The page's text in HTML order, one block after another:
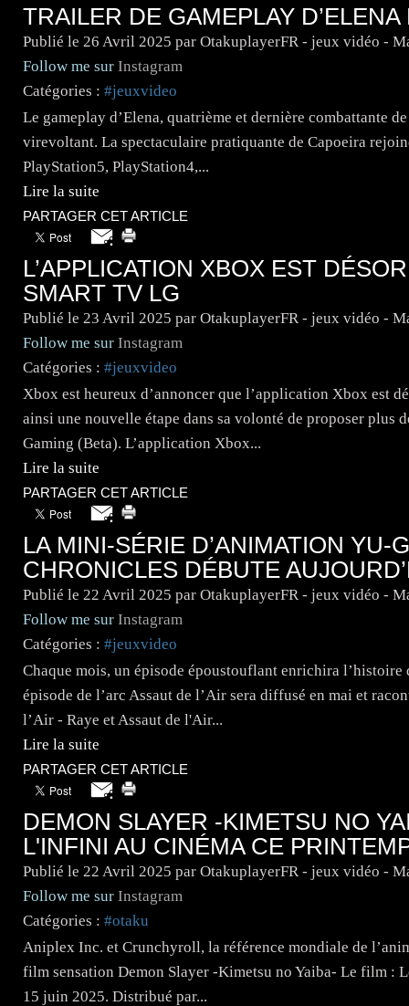
TRAILER DE GAMEPLAY
Publié le 26 Avril 2025 par OtakuplayerFR - jeux vidéo -
Follow me sur Instagram
Catégories : #jeuxvideo
Le gameplay d’Elena, quatrième et dernière combattante
virevoltant. La spectaculaire pratiquante de Capoeira
PlayStation5, PlayStation4,...
Lire la suite
PARTAGER CET ARTICLE
L’APPLICATION XBOX EST
SMART TV LG
Publié le 23 Avril 2025 par OtakuplayerFR - jeux vidéo -
Follow me sur Instagram
Catégories : #jeuxvideo
Xbox est heureux d’annoncer que l’application Xbox est
ainsi une nouvelle étape dans sa volonté de proposer plus
Gaming (Beta). L’application Xbox...
Lire la suite
PARTAGER CET ARTICLE
LA MINI-SÉRIE D’ANIMATION YU-
CHRONICLES DÉBUTE
Publié le 22 Avril 2025 par OtakuplayerFR - jeux vidéo -
Follow me sur Instagram
Catégories : #jeuxvideo
Chaque mois, un épisode époustouflant enrichira l’histoire
épisode de l’arc Assaut de l’Air sera diffusé en mai et
l’Air - Raye et Assaut de l'Air...
Lire la suite
PARTAGER CET ARTICLE
DEMON SLAYER -KIMETSU NO
L'INFINI AU CINÉMA CE
Publié le 22 Avril 2025 par OtakuplayerFR - jeux vidéo -
Follow me sur Instagram
Catégories : #otaku
Aniplex Inc. et Crunchyroll, la référence mondiale de
film sensation Demon Slayer -Kimetsu no Yaiba- Le film :
15 juin 2025. Distribué par...